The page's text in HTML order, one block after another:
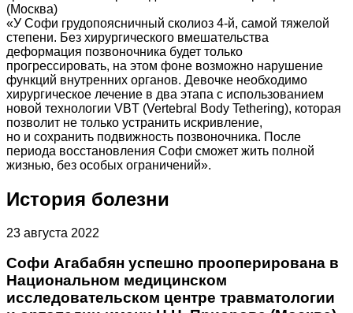
(Москва)
«У Софи грудопоясничный сколиоз 4-й, самой тяжелой
степени. Без хирургического вмешательства
деформация позвоночника будет только
прогрессировать, на этом фоне возможно нарушение
функций внутренних органов. Девочке необходимо
хирургическое лечение в два этапа с использованием
новой технологии VBT (Vertebral Body Tethering), которая
позволит не только устранить искривление,
но и сохранить подвижность позвоночника. После
периода восстановления Софи сможет жить полной
жизнью, без особых ограничений».
История болезни
23 августа 2022
Софи Агабабян успешно прооперирована в
Национальном медицинском
исследовательском центре травматологии